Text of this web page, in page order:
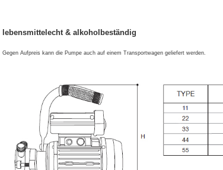
lebensmittelecht & alkoholbeständig
Gegen Aufpreis kann die Pumpe auch auf einem Transportwagen geliefert werden.